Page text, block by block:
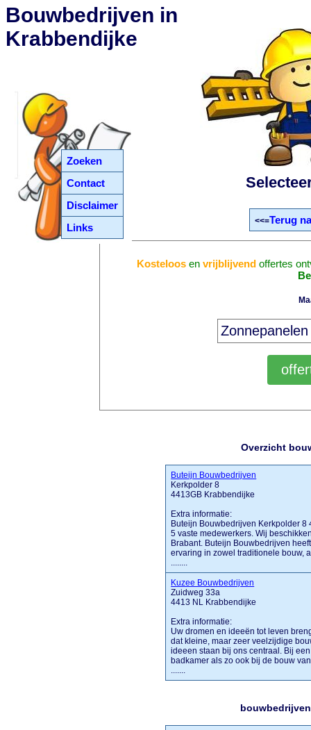
Zoeken
Contact
Disclaimer
Links
Bouwbedrijven in
Krabbendijke
<<=Terug
Kosteloosen vrijblijvendoffertes
Overzicht
Buteijn Bouwbedrijven
Kerkpolder 8
4413GB Krabbendijke
Extra informatie:
Buteijn Bouwbedrijven Kerkpolder
5 vaste medewerkers. Wij
Brabant. Buteijn Bouwbedrijven
ervaring in zowel traditionele bouw,
........
Kuzee Bouwbedrijven
Zuidweg 33a
4413 NL Krabbendijke
Extra informatie:
Uw dromen en ideeën tot leven
dat kleine, maar zeer veelzijdige
ideeen staan bij ons centraal. Bij
badkamer als zo ook bij de bouw
.......